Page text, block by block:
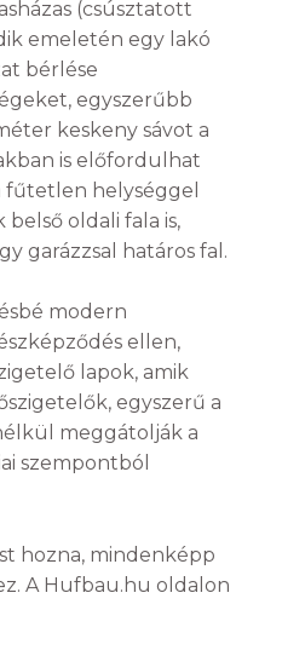
(csúsztatott
emeletén egy lakó
bérlése
egyszerűbb
keskeny sávot a
is előfordulhat
helységgel
belső oldali fala is,
garázzsal határos fal.
modern
ellen,
lapok, amik
egyszerű a
meggátolják a
szempontból
hozna, mindenképp
A Hufbau.hu oldalon